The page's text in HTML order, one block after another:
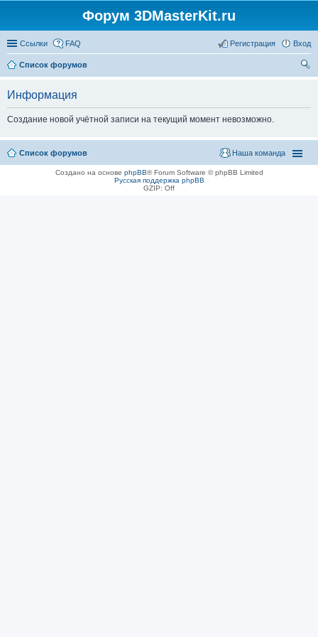
Форум 3DMasterKit.ru
Ссылки FAQ Вход
Регистрация
Список форумов
Информация
Создание новой учётной записи на текущий момент невозможно.
Список форумов Наша команда
Создано на основе phpBB® Forum Software © phpBB Limited
Русская поддержка phpBB
GZIP: Off